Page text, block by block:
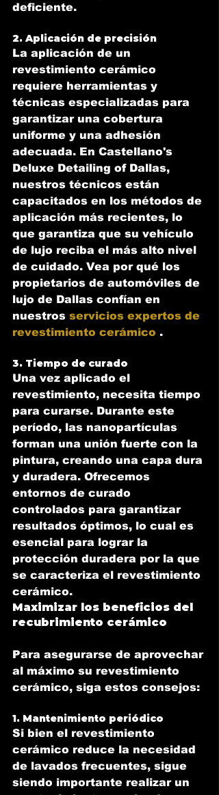
deficiente.
2. Aplicación de precisión
La aplicación de un
revestimiento cerámico
requiere herramientas y
técnicas especializadas para
garantizar una cobertura
uniforme y una adhesión
adecuada. En Castellano's
Deluxe Detailing of Dallas,
nuestros técnicos están
capacitados en los métodos de
aplicación más recientes, lo
que garantiza que su vehículo
de lujo reciba el más alto nivel
de cuidado. Vea por qué los
propietarios de automóviles de
lujo de Dallas confían en
nuestros servicios expertos de
revestimiento cerámico .
3. Tiempo de curado
Una vez aplicado el
revestimiento, necesita tiempo
para curarse. Durante este
período, las nanopartículas
forman una unión fuerte con la
pintura, creando una capa dura
y duradera. Ofrecemos
entornos de curado
controlados para garantizar
resultados óptimos, lo cual es
esencial para lograr la
protección duradera por la que
se caracteriza el revestimiento
cerámico.
Maximizar los beneficios del
recubrimiento cerámico
Para asegurarse de aprovechar
al máximo su revestimiento
cerámico, siga estos consejos:
1. Mantenimiento periódico
Si bien el revestimiento
cerámico reduce la necesidad
de lavados frecuentes, sigue
siendo importante realizar un